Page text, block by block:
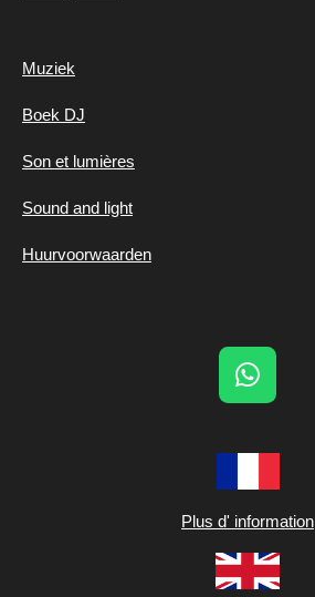
Muziek
Boek DJ
Son et lumières
Sound and light
Huurvoorwaarden
W
s
A
p
Plus d' information